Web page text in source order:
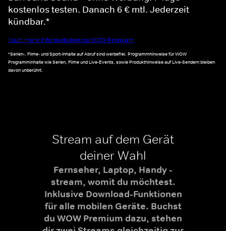
kostenlos testen. Danach 6 € mtl. Jederzeit
kündbar.*
Noch mehr Informationen zu WOW Premium
*Serien-, Filme- und Sport-Inhalte auf Abruf sind werbefrei. Programmhinweise für WOW
Programminhalte wie Serien, Filme und Live-Events, sowie Produkthinweise auf Live-Sendern bleiben
davon unberührt.
Stream auf dem Gerät
deiner Wahl
Fernseher, Laptop, Handy -
stream, womit du möchtest.
Inklusive Download-Funktionen
für alle mobilen Geräte. Buchst
du WOW Premium dazu, stehen